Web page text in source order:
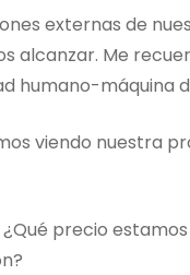
externas de
alcanzar. Me
humano-máquina
viendo nuestra
precio